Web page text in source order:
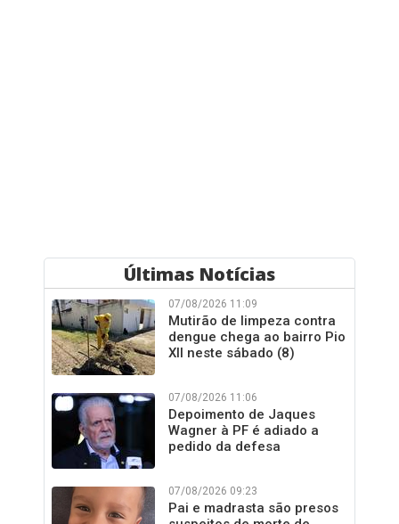
Últimas Notícias
07/08/2026 11:09
Mutirão de limpeza contra
dengue chega ao bairro Pio
XII neste sábado (8)
07/08/2026 11:06
Depoimento de Jaques
Wagner à PF é adiado a
pedido da defesa
07/08/2026 09:23
Pai e madrasta são presos